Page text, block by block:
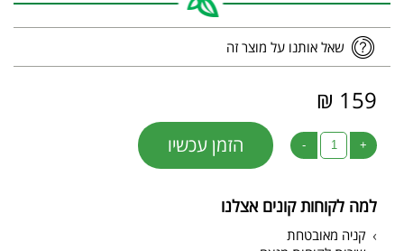
שאל אותנו על מוצר זה
159 ₪
+
- הזמן עכשיו
למה לקוחות קונים אצלנו
קניה מאובטחת